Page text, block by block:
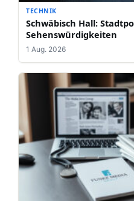
TECHNIK
Schwäbisch Hall:
Sehenswürdigkeiten
1 Aug. 2026